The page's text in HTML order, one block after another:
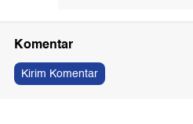
Komentar
Kirim Komentar